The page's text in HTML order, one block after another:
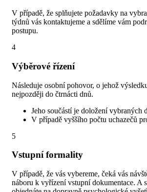
V případě, že splňujete požadavky na
týdnů vás kontaktujeme a sdělíme vám
postupu.
4
Výběrové řízení
Následuje osobní pohovor, o jehož
nejpozději do čtrnácti dnů.
Jeho součástí je doložení vybraných
V případě vyššího počtu uchazečů
5
Vstupní formality
V případě, že vás vybereme, čeká vás
náboru k vyřízení vstupní dokumentace. A